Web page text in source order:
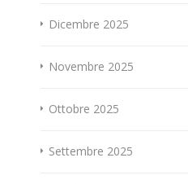
Dicembre 2025
Novembre 2025
Ottobre 2025
Settembre 2025